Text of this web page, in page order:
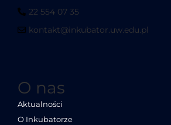
22 554 07 35
kontakt@inkubator.uw.edu.pl
O nas
Aktualności
O Inkubatorze